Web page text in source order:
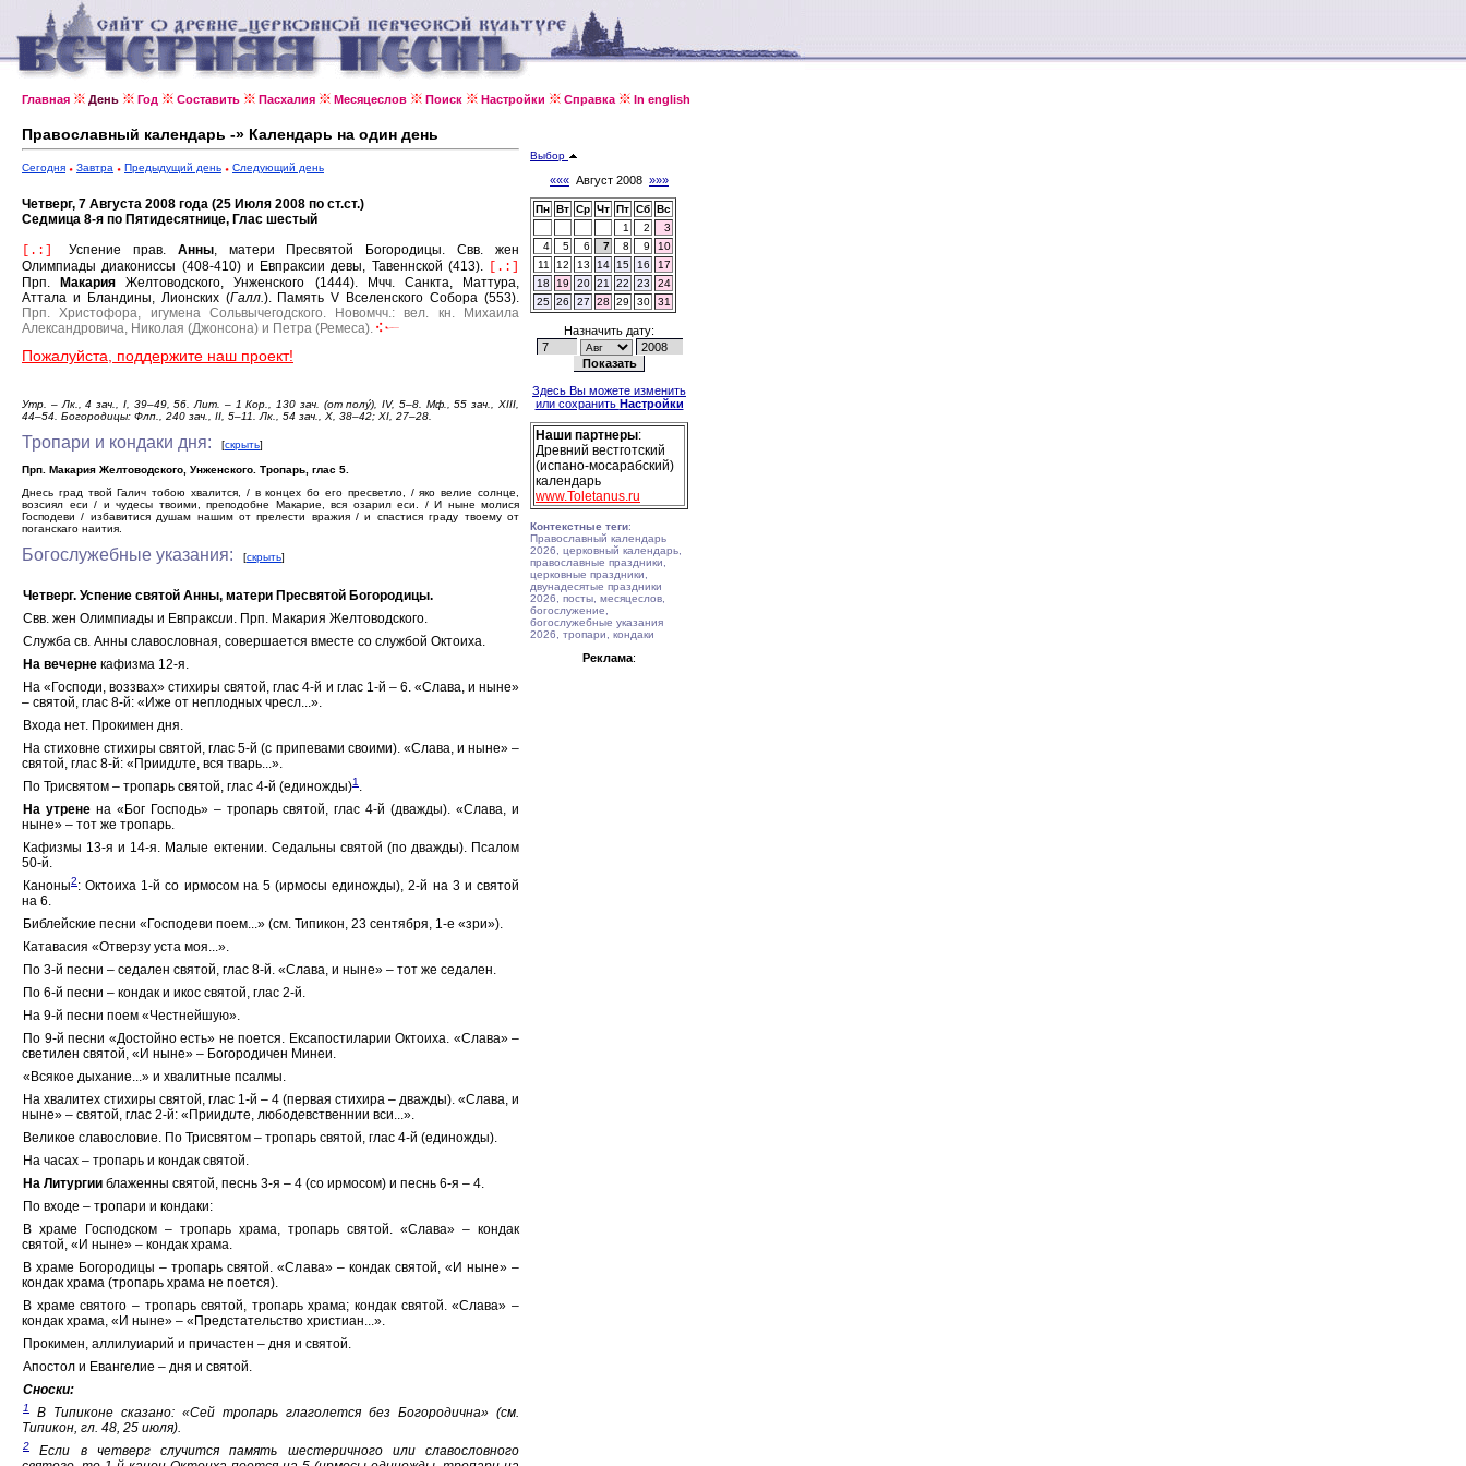
Главная День Год Составить Пасхалия Месяцеслов Поиск Настройки Справка In english
Православный календарь -» Календарь на один день
Сегодня Завтра Предыдущий день Следующий день
Четверг, 7 Августа 2008 года (25 Июля 2008 по ст.ст.)
Седмица 8-я по Пятидесятнице, Глас шестый
[.:] Успение прав. Анны, матери Пресвятой Богородицы.Свв. жен
Олимпиады диакониссы (408-410) и Евпраксии девы, Тавеннской (413).
[.:]
Прп.
МакарияЖелтоводского, Унженского (1444).
Мчч. Санкта, Маттура,
Аттала и Бландины, Лионских (Галл.). Память V Вселенского Собора (553).
Прп. Христофора, игумена Сольвычегодского.
Новомчч.: вел. кн. Михаила
Александровича, Николая (Джонсона) и Петра (Ремеса).
Пожалуйста, поддержите наш проект!
Утр. – Лк., 4 зач., I, 39–49, 56. Лит. – 1 Кор., 130 зач. (от полу́), IV, 5–8. Мф., 55 зач., XIII,
44–54. Богородицы: Флп., 240 зач., II, 5–11. Лк., 54 зач., X, 38–42; XI, 27–28.
Тропари и кондаки дня: [скрыть]
Прп. Макария Желтоводского, Унженского. Тропарь, глас 5.
Днесь град твой Галич тобою хвалится, / в концех бо его пресветло, / яко велие солнце,
возсиял еси / и чудесы твоими, преподобне Макарие, вся озарил еси. / И ныне молися
Господеви / избавитися душам нашим от прелести вражия / и спастися граду твоему от
поганскаго наития.
Богослужебные указания: [скрыть]
Четверг. Успение святой Анны, матери Пресвятой Богородицы.
Свв. жен Олимпиады и Евпраксии. Прп. Макария Желтоводского.
Служба св. Анны славословная, совершается вместе со службой Октоиха.
На вечерне кафизма 12-я.
На «Господи, воззвах» стихиры святой, глас 4-й и глас 1-й – 6. «Слава, и ныне»
– святой, глас 8-й: «Иже от неплодных чресл...».
Входа нет. Прокимен дня.
На стиховне стихиры святой, глас 5-й (с припевами своими). «Слава, и ныне» –
святой, глас 8-й: «Приидите, вся тварь...».
По Трисвятом – тропарь святой, глас 4-й (единожды)1 .
На утренена «Бог Господь» – тропарь святой, глас 4-й (дважды). «Слава, и
ныне» – тот же тропарь.
Кафизмы 13-я и 14-я. Малые ектении. Седальны святой (по дважды). Псалом
50-й.
Каноны2: Октоиха 1-й со ирмосом на 5 (ирмосы единожды), 2-й на 3 и святой
на 6.
Библейские песни «Господеви поем...» (см. Типикон, 23 сентября, 1-е «зри»).
Катавасия «Отверзу уста моя...».
По 3-й песни – седален святой, глас 8-й. «Слава, и ныне» – тот же седален.
По 6-й песни – кондак и икос святой, глас 2-й.
На 9-й песни поем «Честнейшую».
По 9-й песни «Достойно есть» не поется. Ексапостиларии Октоиха. «Слава» –
светилен святой, «И ныне» – Богородичен Минеи.
«Всякое дыхание...» и хвалитные псалмы.
На хвалитех стихиры святой, глас 1-й – 4 (первая стихира – дважды). «Слава, и
ныне» – святой, глас 2-й: «Приидите, любодевственнии вси...».
Великое славословие. По Трисвятом – тропарь святой, глас 4-й (единожды).
На часах – тропарь и кондак святой.
На Литургии блаженны святой, песнь 3-я – 4 (со ирмосом) и песнь 6-я – 4.
По входе – тропари и кондаки:
В храме Господском – тропарь храма, тропарь святой. «Слава» – кондак
святой, «И ныне» – кондак храма.
В храме Богородицы – тропарь святой. «Слава» – кондак святой, «И ныне» –
кондак храма (тропарь храма не поется).
В храме святого – тропарь святой, тропарь храма; кондак святой. «Слава» –
кондак храма, «И ныне» – «Предстательство христиан...».
Прокимен, аллилуиарий и причастен – дня и святой.
Апостол и Евангелие – дня и святой.
Сноски:
1
В Типиконе сказано: «Сей тропарь глаголется без Богородична» (см.
Типикон, гл. 48, 25 июля).
2
Если в четверг случится память шестеричного или славословного
Выбор
««« Август 2008 »»»
Пн Вт Ср Чт Пт Сб Вс
1
2
3
4
5 6 7 8 9
10
11
12 13 14 15 16
17
18
19 20 21 22 23
24
25 26 27 28 29 30 31
Назначить дату:
Здесь Вы можете изменить
или сохранить Настройки
Наши партнеры:
Древний вестготский
(испано-мосарабский)
календарь
www.Toletanus.ru
Контекстные теги:
Православный календарь
2026, церковный календарь,
православные праздники,
церковные праздники,
двунадесятые праздники
2026, посты, месяцеслов,
богослужение,
богослужебные указания
2026, тропари, кондаки
Реклама: